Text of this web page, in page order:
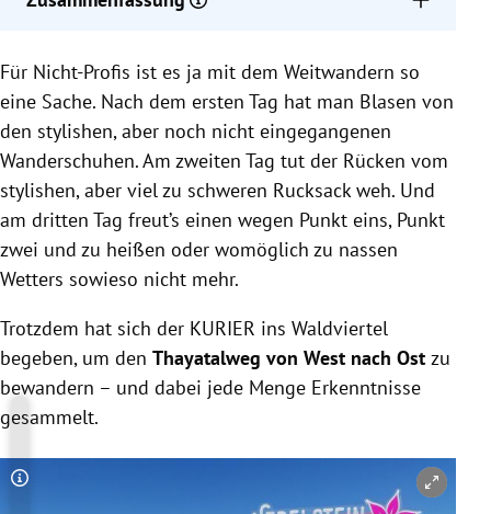
von Nebelstein nach Retz.
Die Wanderroute führt durch das Waldviertel mit
Nadelwäldern, Feldern und ursprünglichen
Flusslandschaften.
Der Nationalpark Thayatal feiert 25 Jahre und bietet
Naturerlebnisse wie Wildkatzen und Seeadler.
Für Nicht-Profis ist es ja mit dem Weitwandern so
eine Sache. Nach dem ersten Tag hat man Blasen von
den stylishen, aber noch nicht eingegangenen
Wanderschuhen. Am zweiten Tag tut der Rücken vom
stylishen, aber viel zu schweren Rucksack weh. Und
am dritten Tag freut’s einen wegen Punkt eins, Punkt
zwei und zu heißen oder womöglich zu nassen
Wetters sowieso nicht mehr.
Trotzdem hat sich der KURIER ins Waldviertel
begeben, um den Thayatalweg von West nach Ost zu
bewandern – und dabei jede Menge Erkenntnisse
gesammelt.
Copyright-Hinweis öffnen/schließen